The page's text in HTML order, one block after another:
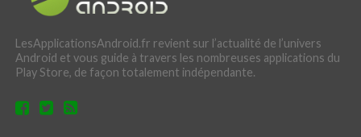
LesApplicationsAndroid.fr revient sur l’actualité de l’univers
Android et vous guide à travers les nombreuses applications du
Play Store, de façon totalement indépendante.